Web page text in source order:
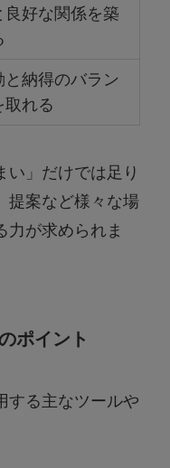
良好な関係を築
と納得のバラン
取れる
い」だけでは足り
提案など様々な場
力が求められま
ポイント
する主なツールや